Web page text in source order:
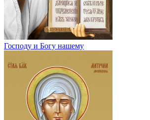
Господу и Богу нашему